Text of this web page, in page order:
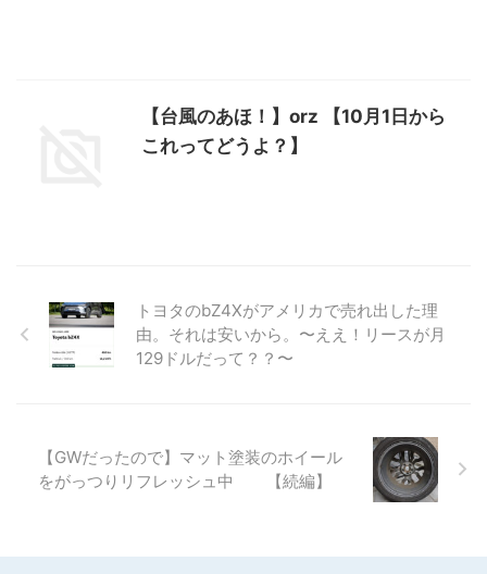
【台風のあほ！】orz 【10月1日から
これってどうよ？】
トヨタのbZ4Xがアメリカで売れ出した理
由。それは安いから。〜ええ！リースが月
129ドルだって？？〜
【GWだったので】マット塗装のホイール
をがっつりリフレッシュ中 【続編】